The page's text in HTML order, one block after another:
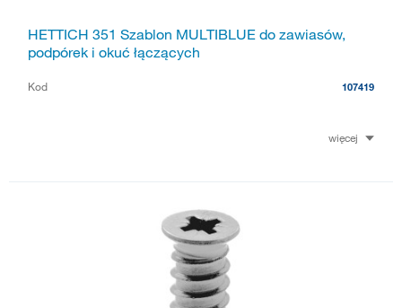
HETTICH 351 Szablon MULTIBLUE do zawiasów,
podpórek i okuć łączących
Kod 107419
więcej